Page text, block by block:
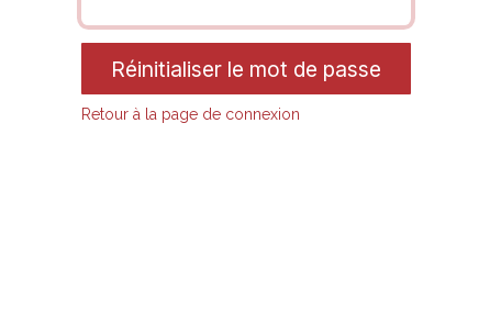
Réinitialiser le mot de passe
Retour à la page de connexion